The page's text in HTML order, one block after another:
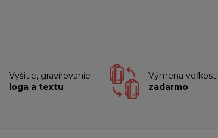
Vyšitie, gravírovanie
loga a textu
Výmena veľkosti
zadarmo